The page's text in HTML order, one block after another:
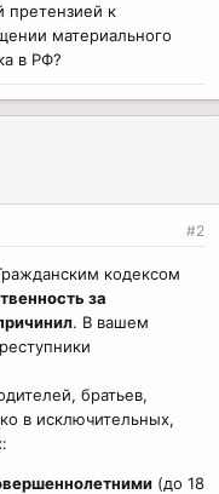
претензией к
материального
в РФ?
#2
кодексом
за
. В вашем
братьев,
в исключительных,
(до 18